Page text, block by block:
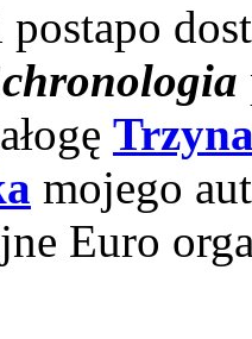
mojego
Euro